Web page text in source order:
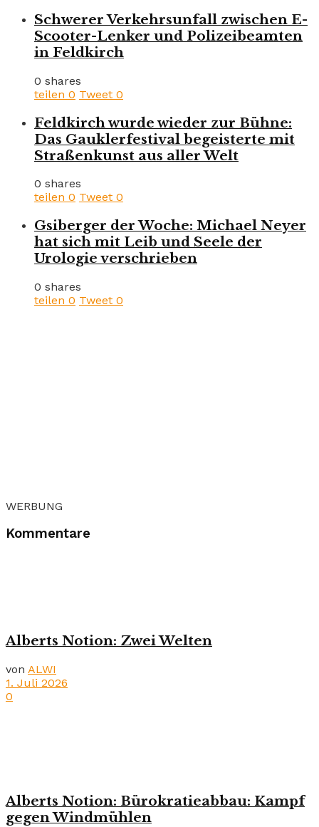
Schwerer Verkehrsunfall zwischen E-
Scooter-Lenker und Polizeibeamten
in Feldkirch
0 shares
teilen 0 Tweet 0
Feldkirch wurde wieder zur Bühne:
Das Gauklerfestival begeisterte mit
Straßenkunst aus aller Welt
0 shares
teilen 0 Tweet 0
Gsiberger der Woche: Michael Neyer
hat sich mit Leib und Seele der
Urologie verschrieben
0 shares
teilen 0 Tweet 0
WERBUNG
Kommentare
Alberts Notion: Zwei Welten
von ALWI
1. Juli 2026
0
Alberts Notion: Bürokratieabbau: Kampf
gegen Windmühlen